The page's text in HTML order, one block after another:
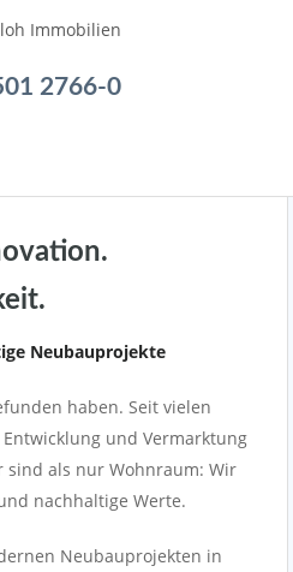
2766-0
Neubauprojekte
haben. Seit vielen
und Vermarktung
als nur Wohnraum: Wir
nachhaltige Werte.
Neubauprojekten in